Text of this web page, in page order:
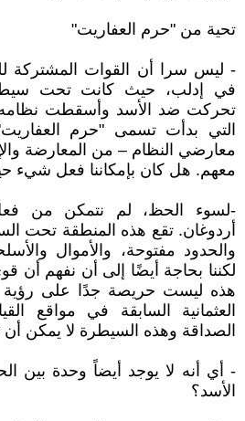
تحية من "حرم العفاريت"
- ليس سرا أن القوات المشتركة
في إدلب، حيث كانت تحت
تحركت ضد الأسد وأسقطت
التي بدأت تسمى "حرم
معارضي النظام – من المعارضة
معهم. هل كان بإمكاننا فعل شيء
-لسوء الحظ، لم نتمكن من
أردوغان. تقع هذه المنطقة تحت
والحدود مفتوحة، والأموال
لكننا بحاجة أيضًا إلى أن نفهم أن
هذه ليست حريصة جدًا على رؤية
العثمانية السابقة في مواقع
الصداقة وهذه السيطرة لا يمكن أن
- أي أنه لا يوجد أيضاً وحدة بين
الأسد؟